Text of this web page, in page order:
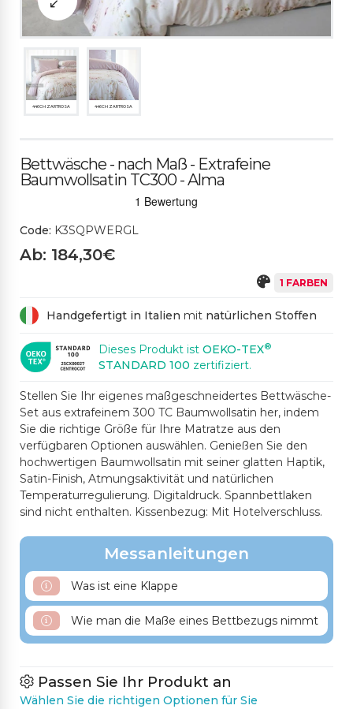
446CH ZARTROSA 446CH ZARTROSA
Bettwäsche - nach Maß - Extrafeine
Baumwollsatin TC300 - Alma
Code: K3SQPWERGL
Ab: 184,30€
1 FARBEN
Handgefertigt in Italien mit natürlichen Stoffen
Dieses Produkt ist OEKO-TEX®
STANDARD 100 zertifiziert.
Stellen Sie Ihr eigenes maßgeschneidertes Bettwäsche-
Set aus extrafeinem 300 TC Baumwollsatin her, indem
Sie die richtige Größe für Ihre Matratze aus den
verfügbaren Optionen auswählen. Genießen Sie den
hochwertigen Baumwollsatin mit seiner glatten Haptik,
Satin-Finish, Atmungsaktivität und natürlichen
Temperaturregulierung. Digitaldruck. Spannbettlaken
sind nicht enthalten. Kissenbezug: Mit Hotelverschluss.
Messanleitungen
Was ist eine Klappe
Wie man die Maße eines Bettbezugs nimmt
Passen Sie Ihr Produkt an
Wählen Sie die richtigen Optionen für Sie